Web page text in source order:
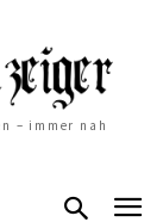
– immer nah